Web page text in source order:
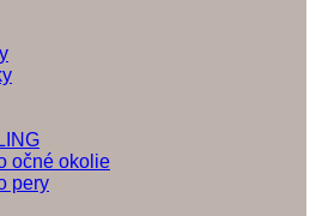
očné okolie
pery